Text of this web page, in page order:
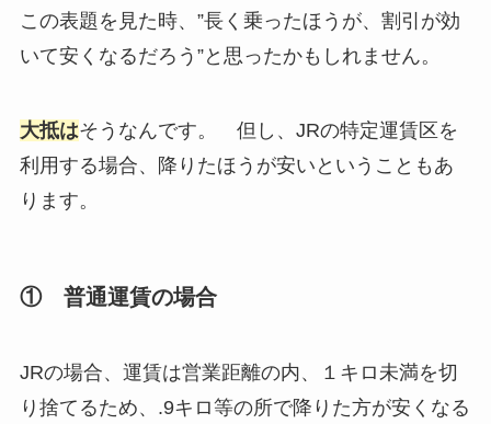
この表題を見た時、”長く乗ったほうが、割引が効
いて安くなるだろう”と思ったかもしれません。
大抵はそうなんです。 但し、JRの特定運賃区を
利用する場合、降りたほうが安いということもあ
ります。
① 普通運賃の場合
JRの場合、運賃は営業距離の内、１キロ未満を切
り捨てるため、.9キロ等の所で降りた方が安くなる